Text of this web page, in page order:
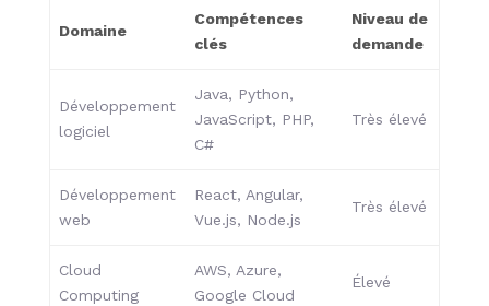
Domaine
Compétences
clés
Niveau de
demande
Développement
logiciel
Java, Python,
JavaScript, PHP,
C#
Très élevé
Développement
web
React, Angular,
Vue.js, Node.js
Très élevé
Cloud
Computing
AWS, Azure,
Google Cloud
Élevé